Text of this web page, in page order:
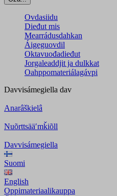
Ovdasiidu
Dieđut mis
Mearrádusdahkan
Áigeguovdil
Oktavuođadieđut
Jorgaleaddjit ja dulkkat
Oahppomateriálagávpi
Davvisámegiella dav
Anarâškielâ
Nuõrttsääʹmǩiõll
Davvisámegiella
Suomi
English
Oppimateriaalikauppa